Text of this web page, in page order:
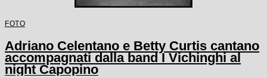
FOTO
Adriano Celentano e Betty Curtis cantano
accompagnati dalla band I Vichinghi al
night Capopino